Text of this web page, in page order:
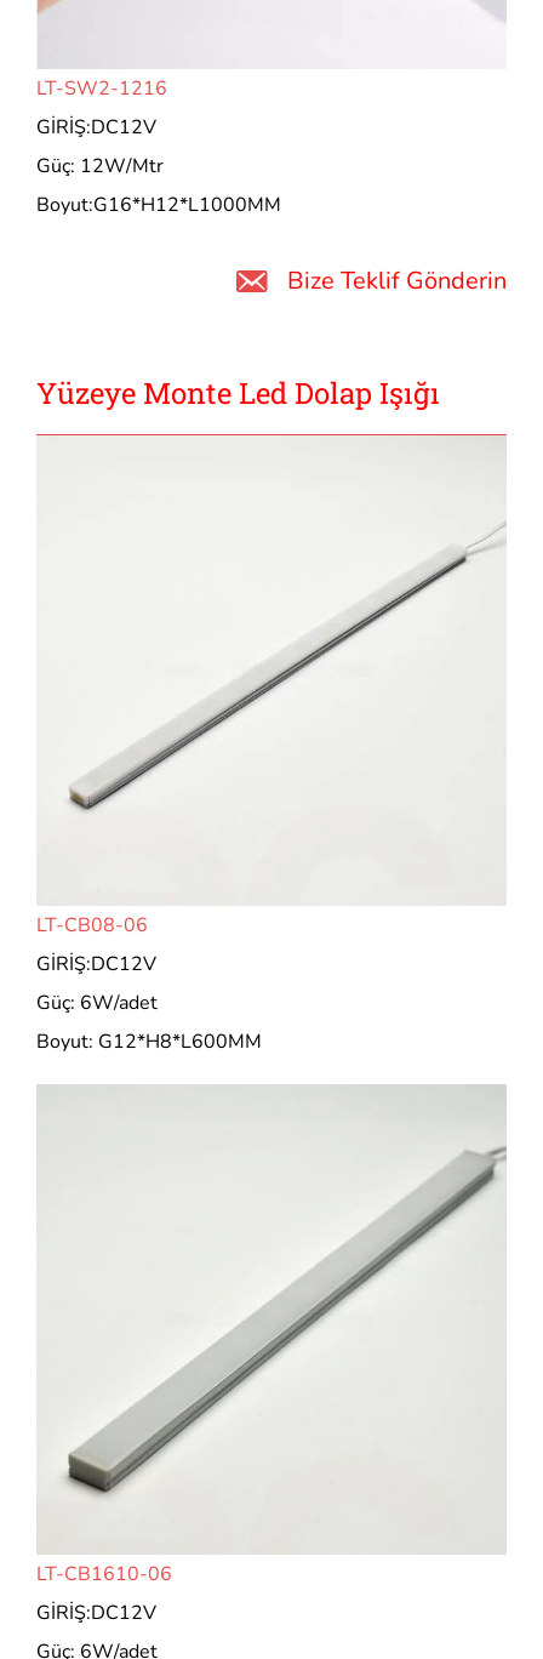
LT-SW2-1216
GİRİŞ:DC12V
Güç: 12W/Mtr
Boyut:G16*H12*L1000MM
Bize Teklif Gönderin
Yüzeye Monte Led Dolap Işığı
LT-CB08-06
GİRİŞ:DC12V
Güç: 6W/adet
Boyut: G12*H8*L600MM
LT-CB1610-06
GİRİŞ:DC12V
Güç: 6W/adet